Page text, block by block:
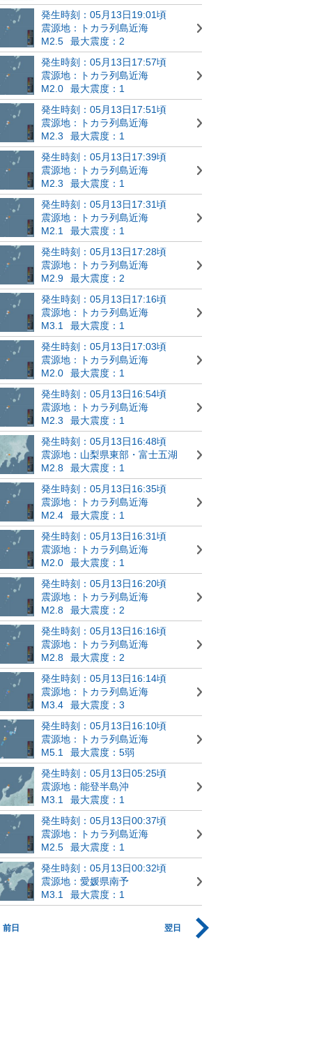
発生時刻：05月13日19:01頃
震源地：トカラ列島近海
M2.5
最大震度：2
発生時刻：05月13日17:57頃
震源地：トカラ列島近海
M2.0
最大震度：1
発生時刻：05月13日17:51頃
震源地：トカラ列島近海
M2.3
最大震度：1
発生時刻：05月13日17:39頃
震源地：トカラ列島近海
M2.3
最大震度：1
発生時刻：05月13日17:31頃
震源地：トカラ列島近海
M2.1
最大震度：1
発生時刻：05月13日17:28頃
震源地：トカラ列島近海
M2.9
最大震度：2
発生時刻：05月13日17:16頃
震源地：トカラ列島近海
M3.1
最大震度：1
発生時刻：05月13日17:03頃
震源地：トカラ列島近海
M2.0
最大震度：1
発生時刻：05月13日16:54頃
震源地：トカラ列島近海
M2.3
最大震度：1
発生時刻：05月13日16:48頃
震源地：山梨県東部・富士五湖
M2.8
最大震度：1
発生時刻：05月13日16:35頃
震源地：トカラ列島近海
M2.4
最大震度：1
発生時刻：05月13日16:31頃
震源地：トカラ列島近海
M2.0
最大震度：1
発生時刻：05月13日16:20頃
震源地：トカラ列島近海
M2.8
最大震度：2
発生時刻：05月13日16:16頃
震源地：トカラ列島近海
M2.8
最大震度：2
発生時刻：05月13日16:14頃
震源地：トカラ列島近海
M3.4
最大震度：3
発生時刻：05月13日16:10頃
震源地：トカラ列島近海
M5.1
最大震度：5弱
発生時刻：05月13日05:25頃
震源地：能登半島沖
M3.1
最大震度：1
発生時刻：05月13日00:37頃
震源地：トカラ列島近海
M2.5
最大震度：1
発生時刻：05月13日00:32頃
震源地：愛媛県南予
M3.1
最大震度：1
前日 翌日